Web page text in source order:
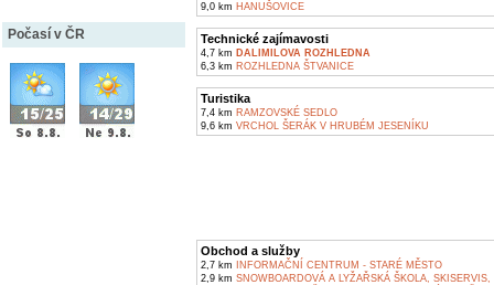
Počasí v ČR
9,0 km HANUŠOVICE
Technické zajímavosti
4,7 km DALIMILOVA ROZHLEDNA
6,3 km ROZHLEDNA ŠTVANICE
Turistika
7,4 km RAMZOVSKÉ SEDLO
9,6 km VRCHOL ŠERÁK V HRUBÉM JESENÍKU
Obchod a služby
2,7 km INFORMAČNÍ CENTRUM - STARÉ MĚSTO
2,9 km SNOWBOARDOVÁ A LYŽAŘSKÁ ŠKOLA,